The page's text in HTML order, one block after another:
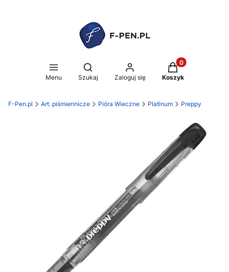
Menu
Otwórz wyszukiwarkę
Szukaj Zaloguj się
Produkty w
Koszyk
F-Pen.pl Art. piśmiennicze Pióra Wieczne Platinum Preppy